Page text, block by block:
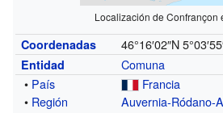
Localización de Confrançon
Coordenadas 46°16′02″N
Entidad
Comuna
• País
Francia
• Región
Auvernia-Ródano-